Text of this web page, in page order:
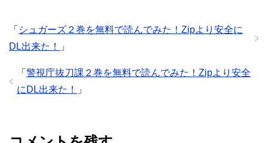
「 シュガーズ２巻を無料で読んでみた！Zipより安全に
DL出来た！
」
「 警視庁抜刀課２巻を無料で読んでみた！Zipより安全
にDL出来た！
」